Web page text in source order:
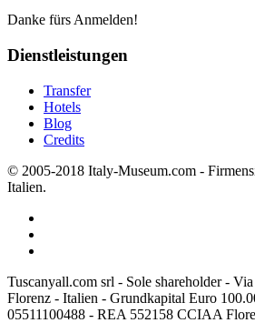
Danke fürs Anmelden!
Dienstleistungen
Transfer
Hotels
Blog
Credits
© 2005-2018 Italy-Museum.com -
Italien.
Tuscanyall.com srl - Sole shareholder -
Florenz - Italien - Grundkapital Euro
05511100488 - REA 552158 CCIAA